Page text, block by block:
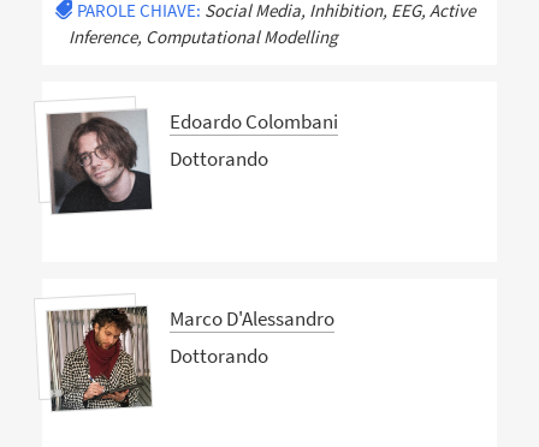
PAROLE CHIAVE: Social Media, Inhibition, EEG, Active
Inference, Computational Modelling
Edoardo Colombani
Dottorando
Marco D'Alessandro
Dottorando